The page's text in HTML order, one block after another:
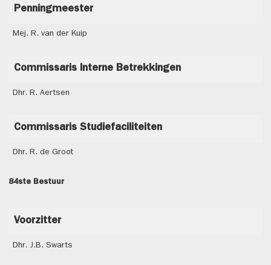
Penningmeester
Mej. R. van der Kuip
Commissaris Interne Betrekkingen
Dhr. R. Aertsen
Commissaris Studiefaciliteiten
Dhr. R. de Groot
84ste Bestuur
Voorzitter
Dhr. J.B. Swarts